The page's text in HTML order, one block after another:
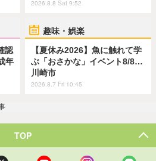
2026.8.8 Sat 9:52
認
年
趣味・娯楽
【夏休み2026】魚に触れて学
ぶ「おさかな」イベント8/8…
川崎市
2026.8.7 Fri 10:45
TOP